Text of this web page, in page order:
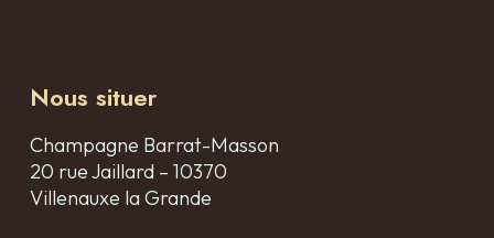
Nous situer
Champagne Barrat-Masson
20 rue Jaillard – 10370
Villenauxe la Grande